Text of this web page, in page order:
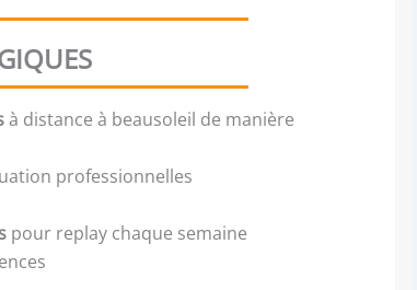
à distance à beausoleil de manière
professionnelles
pour replay chaque semaine